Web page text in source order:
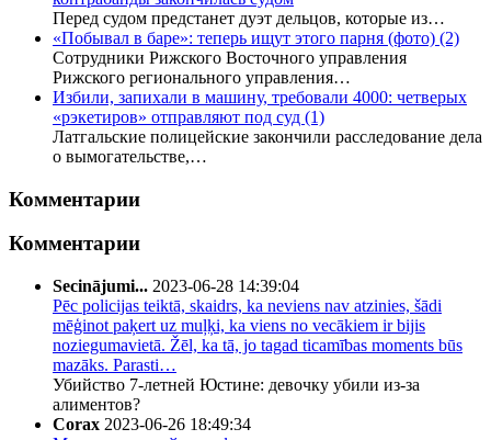
Перед судом предстанет дуэт дельцов, которые из…
«Побывал в баре»: теперь ищут этого парня (фото) (2)
Сотрудники Рижского Восточного управления
Рижского регионального управления…
Избили, запихали в машину, требовали 4000: четверых
«рэкетиров» отправляют под суд (1)
Латгальские полицейские закончили расследование дела
о вымогательстве,…
Комментарии
Комментарии
Secinājumi... 2023-06-28 14:39:04
Pēc policijas teiktā, skaidrs, ka neviens nav atzinies, šādi
mēģinot paķert uz muļķi, ka viens no vecākiem ir bijis
noziegumavietā. Žēl, ka tā, jo tagad ticamības moments būs
mazāks. Parasti…
Убийство 7-летней Юстине: девочку убили из-за
алиментов?
Corax 2023-06-26 18:49:34